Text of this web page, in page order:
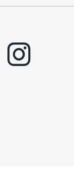
instagram